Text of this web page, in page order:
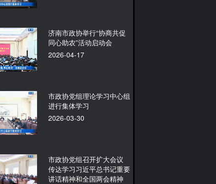
济南市政协举行“协商共促
同心助农”活动启动会
2026-04-17
市政协党组理论学习中心组
进行集体学习
2026-03-30
市政协党组召开扩大会议
传达学习习近平总书记重要
讲话精神和全国两会精神